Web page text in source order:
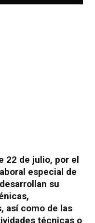
22 de julio, por el
especial de
su
así como de las
técnicas o